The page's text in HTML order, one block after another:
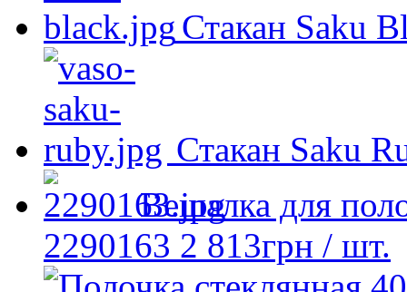
Стакан Saku
Стакан Saku
Вешалка для
2290163 2 813грн / шт.